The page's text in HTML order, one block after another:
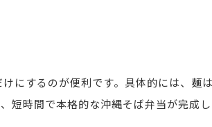
にするのが便利です。具体的には、麺
短時間で本格的な沖縄そば弁当が完成